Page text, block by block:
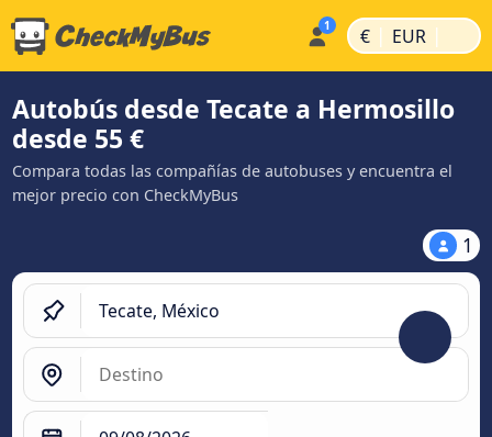
€ | EUR |
Autobús desde Tecate a Hermosillo
desde 55 €
Compara todas las compañías de autobuses y encuentra el
mejor precio con CheckMyBus
1